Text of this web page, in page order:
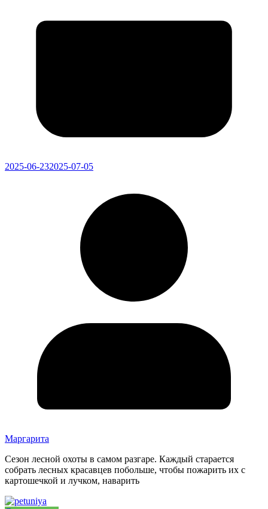
2025-06-232025-07-05
Маргарита
Сезон лесной охоты в самом разгаре. Каждый старается
собрать лесных красавцев побольше, чтобы пожарить их с
картошечкой и лучком, наварить